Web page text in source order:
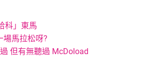
科」東馬
場馬拉松呀?
但有無聽過 McDoload